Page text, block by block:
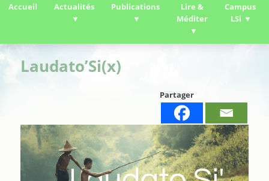
Accueil Actualités Publications
Lire &
Méditer
Campus
LSi
Laudato’Si(x)
Partager